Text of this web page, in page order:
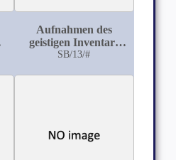
Aufnahmen des
geistigen Inventars
Gesunder als
SB/13/#